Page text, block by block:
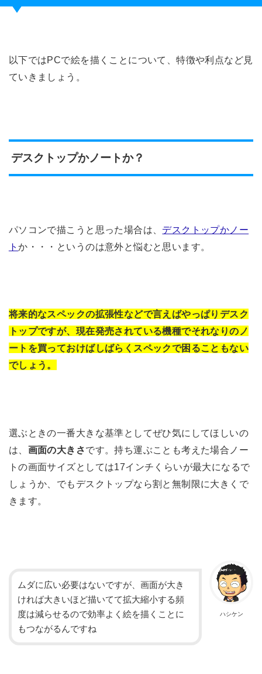
以下ではPCで絵を描くことについて、特徴や利点など見
ていきましょう。
デスクトップかノートか？
パソコンで描こうと思った場合は、 デスクトップかノー
トか・・・というのは意外と悩むと思います。
将来的なスペックの拡張性などで言えばやっぱりデスク
トップですが、現在発売されている機種でそれなりのノ
ートを買っておけばしばらくスペックで困ることもない
でしょう。
選ぶときの一番大きな基準としてぜひ気にしてほしいの
は、 画面の大きさです。持ち運ぶことも考えた場合ノー
トの画面サイズとしては17インチくらいが最大になるで
しょうか、でもデスクトップなら割と無制限に大きくで
きます。
ハシケン
ムダに広い必要はないですが、画面が大き
ければ大きいほど描いてて拡大縮小する頻
度は減らせるので効率よく絵を描くことに
もつながるんですね